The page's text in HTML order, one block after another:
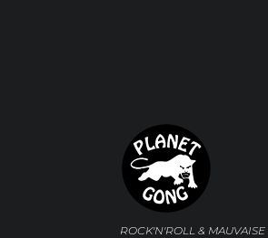
ROCK'N'ROLL & MAUVAISE